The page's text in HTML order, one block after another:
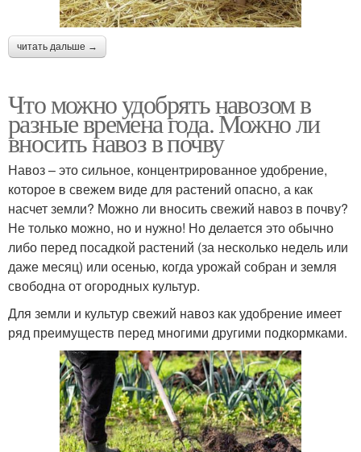
читать дальше →
Что можно удобрять навозом в
разные времена года. Можно ли
вносить навоз в почву
Навоз – это сильное, концентрированное удобрение,
которое в свежем виде для растений опасно, а как
насчет земли? Можно ли вносить свежий навоз в почву?
Не только можно, но и нужно! Но делается это обычно
либо перед посадкой растений (за несколько недель или
даже месяц) или осенью, когда урожай собран и земля
свободна от огородных культур.
Для земли и культур свежий навоз как удобрение имеет
ряд преимуществ перед многими другими подкормками.